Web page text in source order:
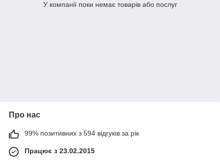
У компанії поки немає товарів або послуг
Про нас
99% позитивних з 594 відгуків за рік
Працює з 23.02.2015